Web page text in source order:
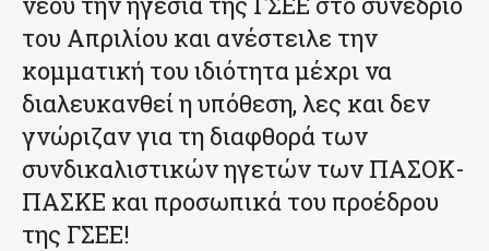
του Απριλίου και ανέστειλε την
κομματική του ιδιότητα μέχρι να
διαλευκανθεί η υπόθεση, λες και δεν
γνώριζαν για τη διαφθορά των
συνδικαλιστικών ηγετών των ΠΑΣΟΚ-
ΠΑΣΚΕ και προσωπικά του προέδρου
της ΓΣΕΕ!